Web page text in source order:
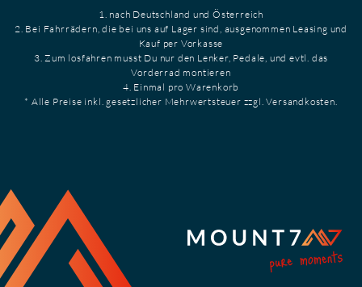
1. nach Deutschland und Österreich
2. Bei Fahrrädern, die bei uns auf Lager sind, ausgenommen Leasing und
Kauf per Vorkasse
3. Zum losfahren musst Du nur den Lenker, Pedale, und evtl. das
Vorderrad montieren
4. Einmal pro Warenkorb
* Alle Preise inkl. gesetzlicher Mehrwertsteuer zzgl. Versandkosten.